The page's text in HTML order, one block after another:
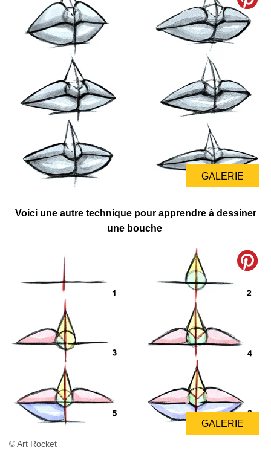
GALERIE
Voici une autre technique pour apprendre à dessiner
une bouche
© Art Rocket
GALERIE